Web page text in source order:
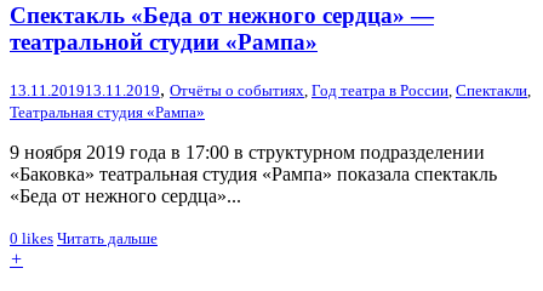
Спектакль «Беда от нежного сердца» —
театральной студии «Рампа»
13.11.201913.11.2019, Отчёты о событиях Год театра в России Спектакли
Театральная студия «Рампа»
9 ноября 2019 года в 17:00 в структурном подразделении
«Баковка» театральная студия «Рампа» показала спектакль
«Беда от нежного сердца»...
0 likes Читать дальше
+